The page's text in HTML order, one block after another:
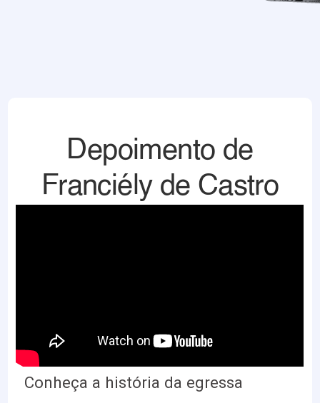
Depoimento de
Franciély de Castro
Conheça a história da egressa